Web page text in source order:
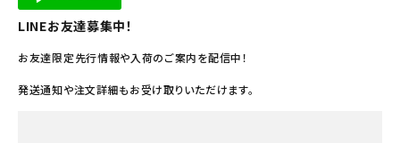
LINEお友達募集中！
お友達限定先行情報や入荷のご案内を配信中！
発送通知や注文詳細もお受け取りいただけます。